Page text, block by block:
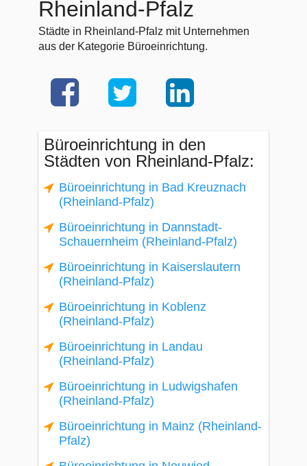
Rheinland-Pfalz
Städte in Rheinland-Pfalz mit Unternehmen
aus der Kategorie Büroeinrichtung.
Büroeinrichtung in den
Städten von Rheinland-Pfalz:
Büroeinrichtung in Bad Kreuznach
(Rheinland-Pfalz)
Büroeinrichtung in Dannstadt-
Schauernheim (Rheinland-Pfalz)
Büroeinrichtung in Kaiserslautern
(Rheinland-Pfalz)
Büroeinrichtung in Koblenz
(Rheinland-Pfalz)
Büroeinrichtung in Landau
(Rheinland-Pfalz)
Büroeinrichtung in Ludwigshafen
(Rheinland-Pfalz)
Büroeinrichtung in Mainz (Rheinland-
Pfalz)